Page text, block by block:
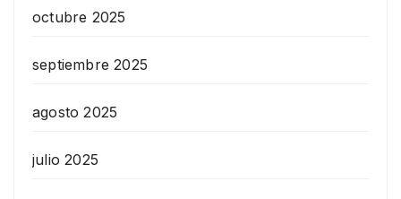
octubre 2025
septiembre 2025
agosto 2025
julio 2025